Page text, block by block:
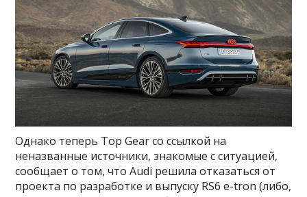
Однако теперь Top Gear со ссылкой на
неназванные источники, знакомые с ситуацией,
сообщает о том, что Audi решила отказаться от
проекта по разработке и выпуску RS6 e-tron (либо,